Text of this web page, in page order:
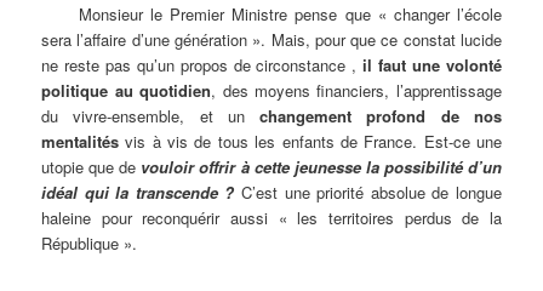
Monsieur le Premier Ministre pense que « changer l’école
sera l’affaire d’une génération ». Mais, pour que ce constat lucide
ne reste pas qu’un propos de circonstance ,il faut une volonté
politique au quotidien, des moyens financiers, l’apprentissage
du vivre-ensemble, et unchangement profond de nos
mentalités vis à vis de tous les enfants de France. Est-ce une
utopie que de vouloir offrir à cette jeunesse la possibilité d’un
idéal qui la transcende ? C’est une priorité absolue de longue
haleine pour reconquérir aussi « les territoires perdus de la
République ».